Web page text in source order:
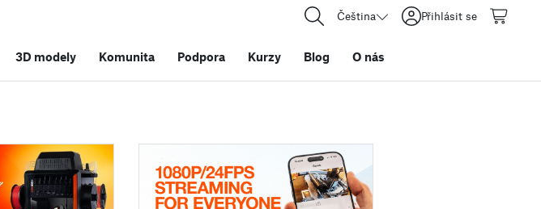
Čeština Přihlásit se
3D modely Komunita Podpora Kurzy Blog O nás